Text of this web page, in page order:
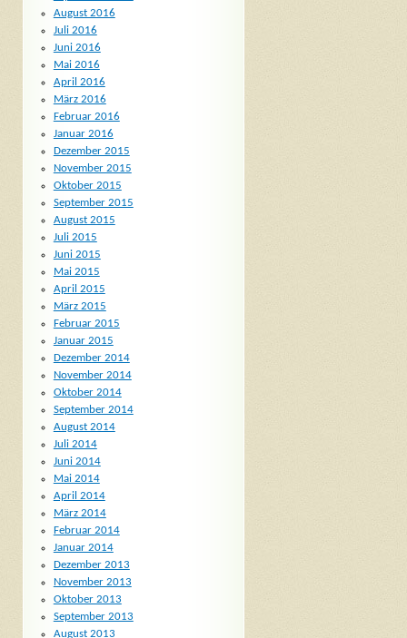
August 2016
Juli 2016
Juni 2016
Mai 2016
April 2016
März 2016
Februar 2016
Januar 2016
Dezember 2015
November 2015
Oktober 2015
September 2015
August 2015
Juli 2015
Juni 2015
Mai 2015
April 2015
März 2015
Februar 2015
Januar 2015
Dezember 2014
November 2014
Oktober 2014
September 2014
August 2014
Juli 2014
Juni 2014
Mai 2014
April 2014
März 2014
Februar 2014
Januar 2014
Dezember 2013
November 2013
Oktober 2013
September 2013
August 2013